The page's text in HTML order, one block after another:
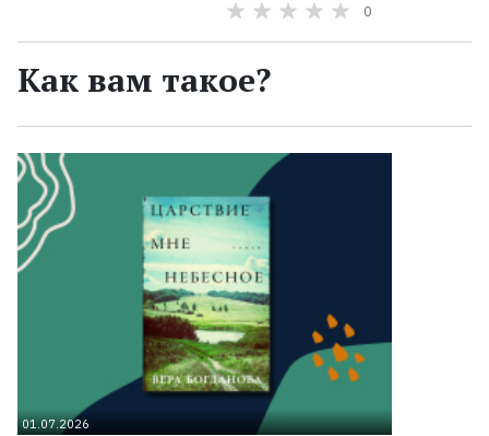
0
Как вам такое?
01.07.2026